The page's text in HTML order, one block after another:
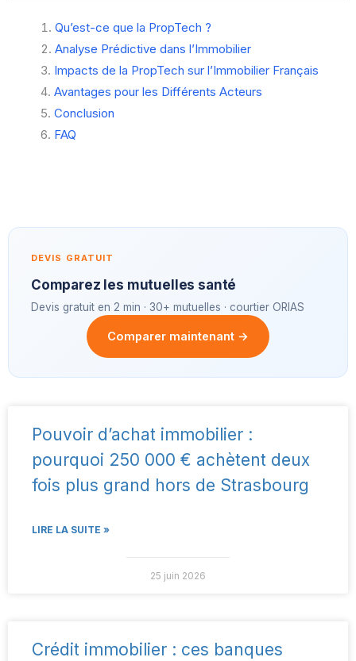
Qu’est-ce que la PropTech ?
Analyse Prédictive dans l’Immobilier
Impacts de la PropTech sur l’Immobilier Français
Avantages pour les Différents Acteurs
Conclusion
FAQ
DEVIS GRATUIT
Comparez les mutuelles santé
Devis gratuit en 2 min · 30+ mutuelles · courtier ORIAS
Comparer maintenant →
Pouvoir d’achat immobilier :
pourquoi 250 000 € achètent deux
fois plus grand hors de Strasbourg
LIRE LA SUITE »
25 juin 2026
Crédit immobilier : ces banques